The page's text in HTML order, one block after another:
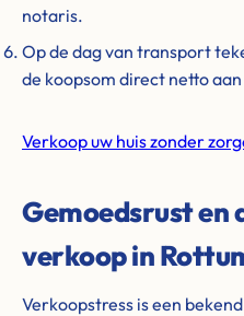
notaris.
Op de dag van transport
de koopsom direct netto
Verkoop uw huis zonder
Gemoedsrust en
verkoop in
Verkoopstress is een